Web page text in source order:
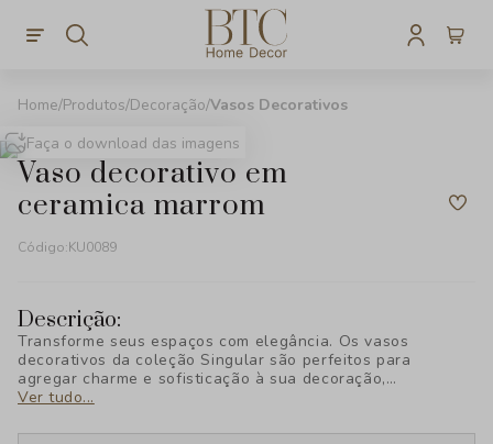
Produtos Decoração Vasos Decorativos
Faça o download das imagens
vaso decorativo em
ceramica marrom
Código:KU0089
Descrição:
Transforme seus espaços com elegância. Os vasos
decorativos da coleção Singular são perfeitos para
agregar charme e sofisticação à sua decoração,
destacando qualquer ambiente com estilo único. Descubra
Ver tudo...